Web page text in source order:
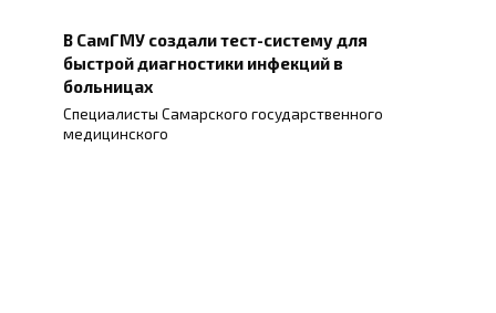
В СамГМУ создали тест-систему для
быстрой диагностики инфекций в
больницах
Специалисты Самарского государственного
медицинского